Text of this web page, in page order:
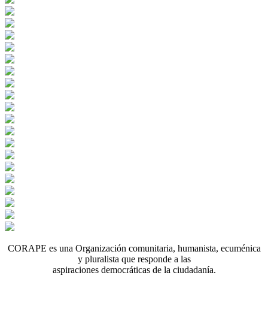
CORAPE es una Organización comunitaria, humanista, ecuménica
y pluralista que responde a las
aspiraciones democráticas de la ciudadanía.